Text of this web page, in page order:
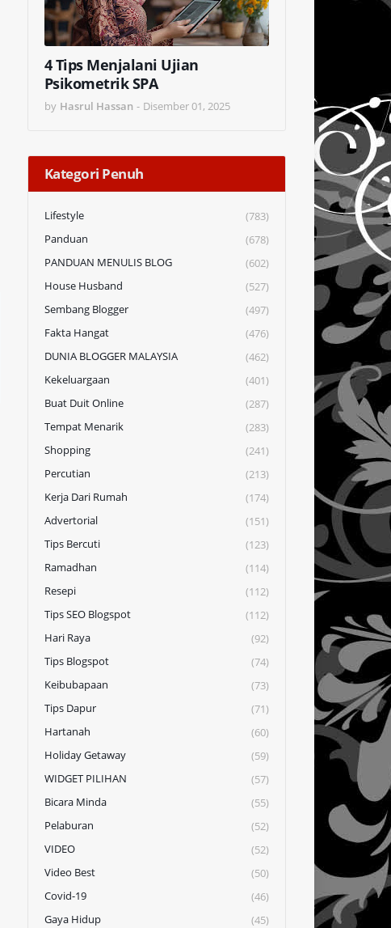
4 Tips Menjalani Ujian
Psikometrik SPA
by Hasrul Hassan - Disember 01, 2025
Kategori Penuh
Lifestyle
(783)
Panduan
(678)
PANDUAN MENULIS BLOG
(602)
House Husband
(527)
Sembang Blogger
(497)
Fakta Hangat
(476)
DUNIA BLOGGER MALAYSIA
(462)
Kekeluargaan
(401)
Buat Duit Online
(287)
Tempat Menarik
(283)
Shopping
(241)
Percutian
(213)
Kerja Dari Rumah
(174)
Advertorial
(151)
Tips Bercuti
(123)
Ramadhan
(114)
Resepi
(112)
Tips SEO Blogspot
(112)
Hari Raya
(92)
Tips Blogspot
(74)
Keibubapaan
(73)
Tips Dapur
(71)
Hartanah
(60)
Holiday Getaway
(59)
WIDGET PILIHAN
(57)
Bicara Minda
(55)
Pelaburan
(52)
VIDEO
(52)
Video Best
(50)
Covid-19
(46)
Gaya Hidup
(45)